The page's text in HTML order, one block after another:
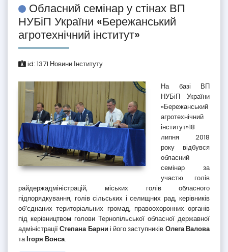
Обласний семінар у стінах ВП
НУБіП України «Бережанський
агротехнічний інститут»
id: 1371 Новини Інституту
На базі ВП
НУБіП України
«Бережанський
агротехнічний
інститут»18
липня 2018
року відбувся
обласний
семінар за
участю голів
райдержадміністрацій, міських голів обласного
підпорядкування, голів сільських і селищних рад, керівників
об’єднаних територіальних громад, правоохоронних органів
під керівництвом голови Тернопільської обласної державної
адміністраціїСтепана Барни і його заступників Олега Валова
таІгоря Вонса.